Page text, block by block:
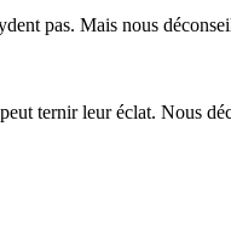
pas. Mais nous
ternir leur éclat. Nous